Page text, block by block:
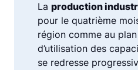
La production
pour le quatrième
région comme au
d’utilisation des
se redresse